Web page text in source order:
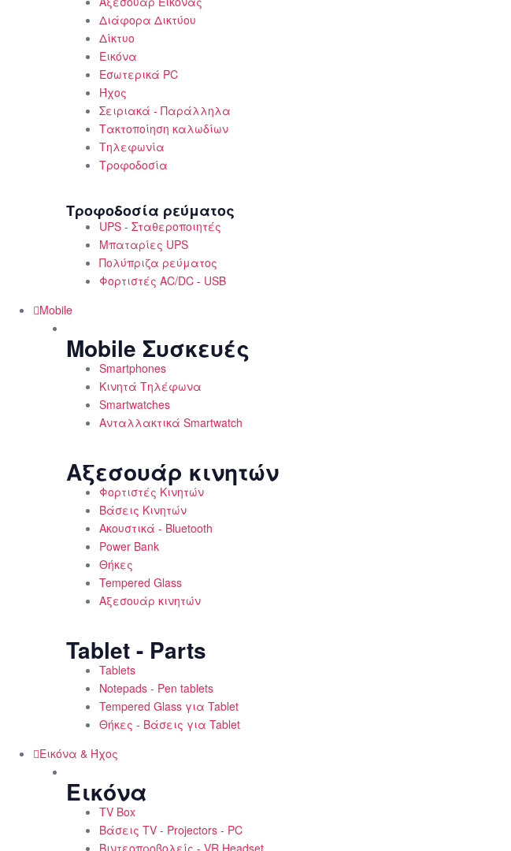
Διάφορα Δικτύου
Δίκτυο
Εικόνα
Εσωτερικά PC
Ήχος
Σειριακά - Παράλληλα
Τακτοποίηση καλωδίων
Τηλεφωνία
Τροφοδοσία
Τροφοδοσία ρεύματος
UPS - Σταθεροποιητές
Μπαταρίες UPS
Πολύπριζα ρεύματος
Φορτιστές AC/DC - USB
Mobile
Mobile Συσκευές
Smartphones
Κινητά Τηλέφωνα
Smartwatches
Ανταλλακτικά Smartwatch
Αξεσουάρ κινητών
Φορτιστές Κινητών
Βάσεις Κινητών
Ακουστικά - Bluetooth
Power Bank
Θήκες
Tempered Glass
Αξεσουάρ κινητών
Tablet - Parts
Tablets
Notepads - Pen tablets
Tempered Glass για Tablet
Θήκες - Βάσεις για Tablet
Εικόνα & Ήχος
Εικόνα
TV Box
Βάσεις TV - Projectors - PC
Βιντεοπροβολείς - VR Headset